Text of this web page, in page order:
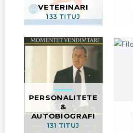
VETERINARI
133 TITUJ
PERSONALITETE
&
AUTOBIOGRAFI
131 TITUJ